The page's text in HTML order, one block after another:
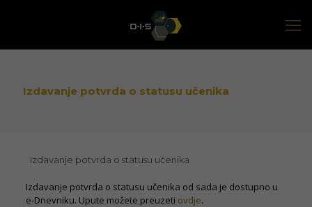
Izdavanje potvrda o statusu učenika
Izdavanje potvrda o statusu učenika
Izdavanje potvrda o statusu učenika od sada je dostupno u
e-Dnevniku. Upute možete preuzeti ovdje.